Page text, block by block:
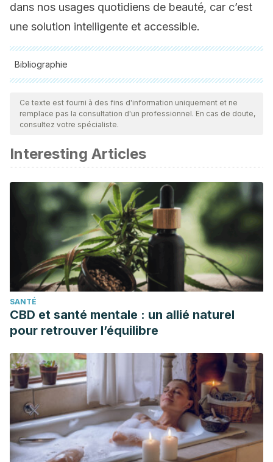
dans nos usages quotidiens de beauté, car c’est
une solution intelligente et accessible.
Bibliographie
Toutes les sources citées ont été examinées en profondeur
par notre équipe pour garantir leur qualité, leur fiabilité, leur
actualité et leur validité. La bibliographie de cet article a été
ou scientifique
Huang, C. B., Alimova, Y., Myers, T. M., & Ebersole, J. L.
(2011). Short- and medium-chain fatty acids exhibit
antimicrobial activity for oral microorganisms. Archives of
oral biology, 56(7), 650–654.
https://doi.org/10.1016/j.archoralbio.2011.01.011
Verallo-Rowell VM, Dillague KM, Syah-Tjundawan BS.
Novel antibacterial and emollient effects of coconut and
virgin olive oils in adult atopic dermatitis. Dermatitis.
2008;19(6):308-315.
Agero AL, Verallo-Rowell VM. A randomized double-blind
controlled trial comparing extra virgin coconut oil with
mineral oil as a moisturizer for mild to moderate
xerosis. Dermatitis. 2004;15(3):109-116.
doi:10.2310/6620.2004.04006
Kappally, Shijna & Shirwaikar, Arun & Shirwaikar, Annie.
(2015). Hygeia:: journal for drugs and medicines COCONUT
OIL – A REVIEW OF POTENTIAL APPLICATIONS. Hygeia::
journal for drugs and medicines. 7. 34-41.
Ce texte est fourni à des fins d'information uniquement et ne
remplace pas la consultation d'un professionnel. En cas de doute,
consultez votre spécialiste.
Interesting Articles
SANTÉ
CBD et santé mentale : un allié naturel
pour retrouver l’équilibre